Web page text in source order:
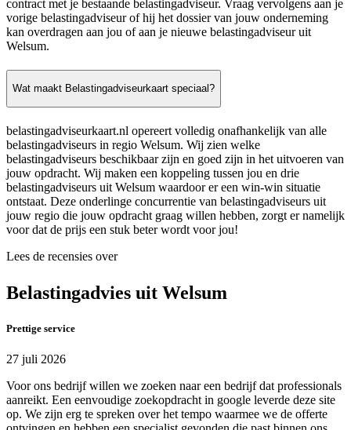
contract met je bestaande belastingadviseur. Vraag vervolgens aan je
vorige belastingadviseur of hij het dossier van jouw onderneming
kan overdragen aan jou of aan je nieuwe belastingadviseur uit
Welsum.
Wat maakt Belastingadviseurkaart speciaal?
belastingadviseurkaart.nl opereert volledig onafhankelijk van alle
belastingadviseurs in regio Welsum. Wij zien welke
belastingadviseurs beschikbaar zijn en goed zijn in het uitvoeren van
jouw opdracht. Wij maken een koppeling tussen jou en drie
belastingadviseurs uit Welsum waardoor er een win-win situatie
ontstaat. Deze onderlinge concurrentie van belastingadviseurs uit
jouw regio die jouw opdracht graag willen hebben, zorgt er namelijk
voor dat de prijs een stuk beter wordt voor jou!
Lees de recensies over
Belastingadvies uit Welsum
Prettige service
27 juli 2026
Voor ons bedrijf willen we zoeken naar een bedrijf dat professionals
aanreikt. Een eenvoudige zoekopdracht in google leverde deze site
op. We zijn erg te spreken over het tempo waarmee we de offerte